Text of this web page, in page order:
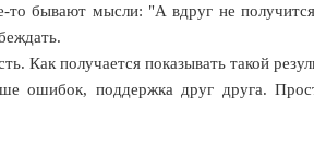
то бывают мысли: "А вдруг не
Как получается показывать такой
ошибок, поддержка друг друга.